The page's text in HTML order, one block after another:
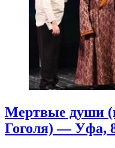
Мертвые души
Гоголя) — Уфа,